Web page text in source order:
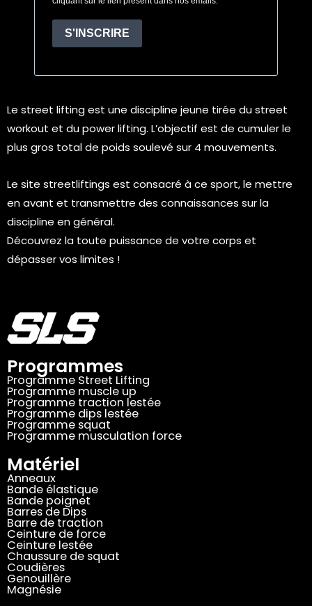
S'INSCRIRE
Le street lifting est une discipline jeune tirée du street
workout et du power lifting. L’objectif est de cumuler le
plus gros total de poids soulevé sur 4 mouvements.
Le site streetliftings est consacré à ce sport, le mettre
en avant et transmettre des connaissances sur la
discipline en général.
Découvrez la toute puissance de votre corps et
dépasser vos limites !
Programmes
Programme Street Lifting
Programme muscle up
Programme traction lestée
Programme dips lestée
Programme squat
Programme musculation force
Matériel
Anneaux
Bande élastique
Bande poignet
Barres de Dips
Barre de traction
Ceinture de force
Ceinture lestée
Chaussure de squat
Coudières
Genouillère
Magnésie